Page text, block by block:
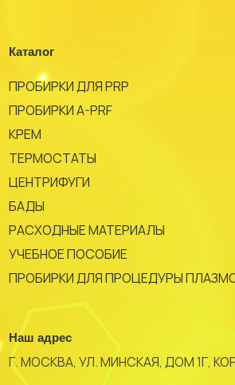
Каталог
ПРОБИРКИ ДЛЯ PRP
ПРОБИРКИ A-PRF
КРЕМ
ТЕРМОСТАТЫ
ЦЕНТРИФУГИ
БАДЫ
РАСХОДНЫЕ МАТЕРИАЛЫ
УЧЕБНОЕ ПОСОБИЕ
ПРОБИРКИ ДЛЯ ПРОЦЕДУРЫ
Наш адрес
Г. МОСКВА, УЛ. МИНСКАЯ, ДОМ 1Г,